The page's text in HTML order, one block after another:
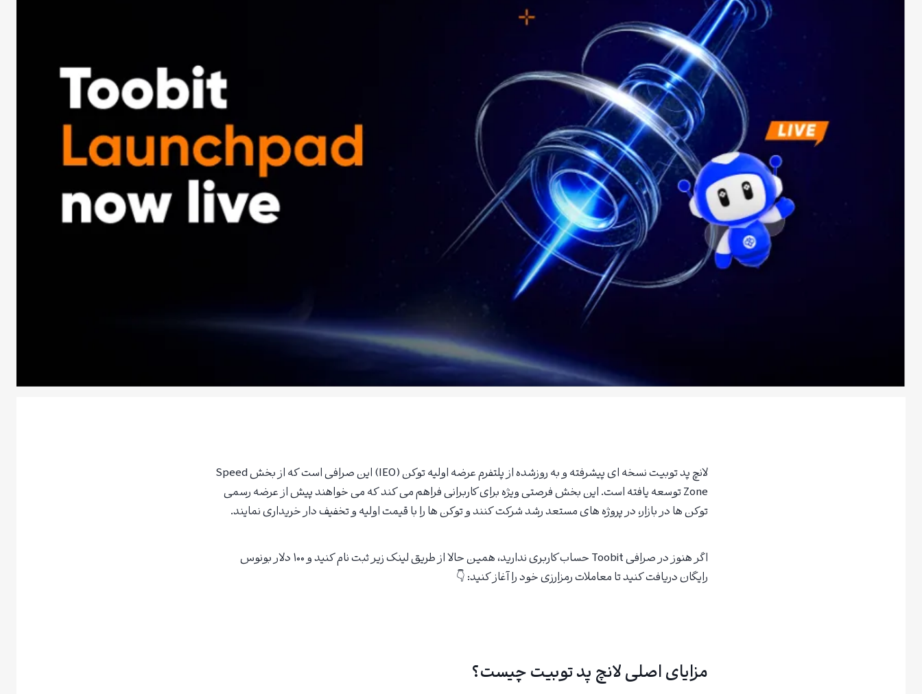
لانچ پد توبیت نسخه ای پیشرفته و به روزشده از پلتفرم عرضه اولیه توکن (IEO) این صرافی است که از بخش Speed
Zone توسعه یافته است. این بخش فرصتی ویژه برای کاربرانی فراهم می کند که می خواهند پیش از عرضه رسمی
توکن ها در بازار، در پروژه های مستعد رشد شرکت کنند و توکن ها را با قیمت اولیه و تخفیف دار خریداری نمایند.
اگر هنوز در صرافی Toobit حساب کاربری ندارید، همین حالا از طریق لینک زیر ثبت نام کنید و ۱۰۰ دلار بونوس
رایگان دریافت کنید تا معاملات رمزارزی خود را آغاز کنید: 👇
مزایای اصلی لانچ پد توبیت چیست؟